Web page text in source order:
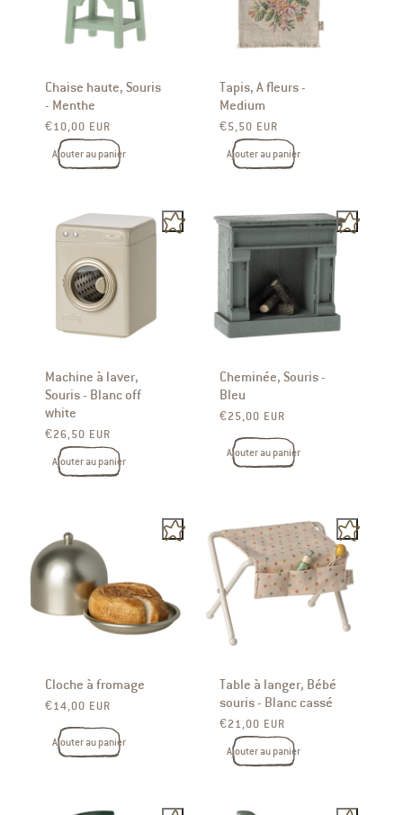
Chaise haute, Souris
- Menthe
Prix ​​habituel
€10,00 EUR
Ajouter au panier
Tapis, A fleurs -
Medium
Prix ​​habituel
€5,50 EUR
Ajouter au panier
Machine à laver,
Souris - Blanc off
white
Prix ​​habituel
€26,50 EUR
Ajouter au panier
Cheminée, Souris -
Bleu
Prix ​​habituel
€25,00 EUR
Ajouter au panier
Cloche à fromage
Prix ​​habituel
€14,00 EUR
Ajouter au panier
Table à langer, Bébé
souris - Blanc cassé
Prix ​​habituel
€21,00 EUR
Ajouter au panier